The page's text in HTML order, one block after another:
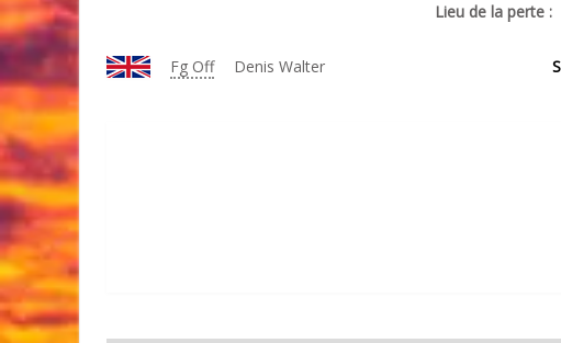
Lieu de la perte :
Fg Off Denis Walter